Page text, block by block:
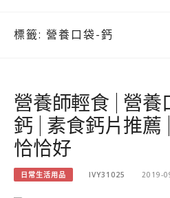
標籤: 營養口袋-鈣
營養師輕食 | 營
鈣 | 素食鈣片推薦
恰恰好
日常生活用品 IVY31025 2019-